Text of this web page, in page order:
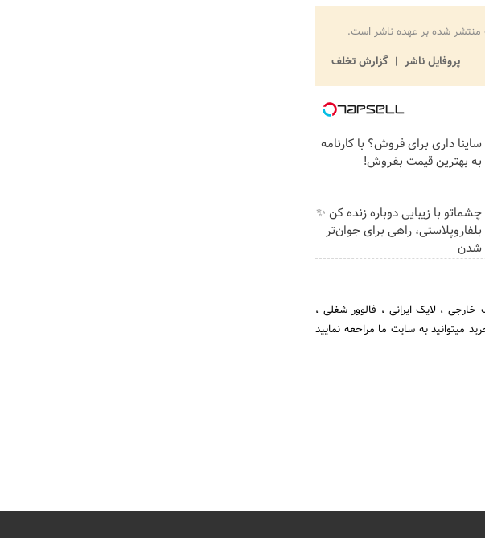
شده بر عهده ناشر است.
پروفایل ناشر
گزارش تخلف
ساینا داری برای فروش؟ با کارنامه
به بهترین قیمت بفروش!
چشماتو با زیبایی دوباره زنده کن ✨
بلفاروپلاستی، راهی برای جوان‌تر
شدن
خارجی ، لایک ایرانی ، فالوور شغلی ،
میتوانید به سایت ما مراحعه نمایید